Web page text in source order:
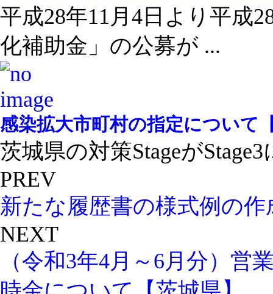
平成28年11月4日より平成
化補助金」の公募が ...
感染拡大市町村の指定について
茨城県の対策Stageが
PREV
新たな履歴書の様式例の
NEXT
（令和3年4月～6月分）営